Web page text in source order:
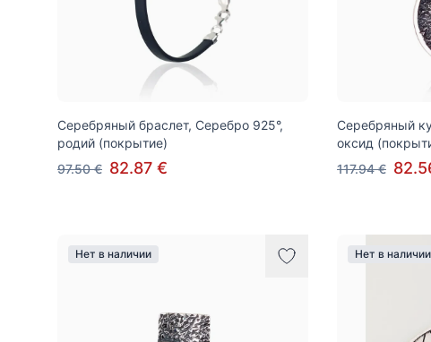
Серебряный браслет, Серебро 925°,
родий (покрытие)
97.50 € 82.87 €
Серебряный
оксид
117.94 €
Нет в наличии Нет в наличии